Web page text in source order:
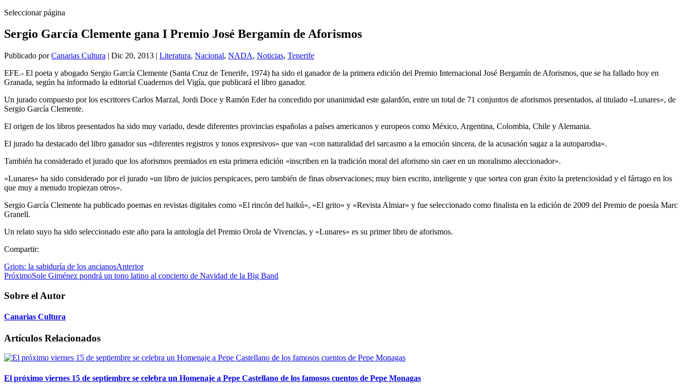
Seleccionar página
Sergio García Clemente gana I Premio José Bergamín de Aforismos
Publicado porCanarias Cultura | Dic 20, 2013 | Literatura, Nacional, NADA, Noticias, Tenerife
EFE.- El poeta y abogado Sergio García Clemente (Santa Cruz de Tenerife, 1974) ha sido el ganador de la primera edición del Premio Internacional José Bergamín de Aforismos, que se ha fallado hoy en
Granada, según ha informado la editorial Cuadernos del Vigía, que publicará el libro ganador.
Un jurado compuesto por los escritores Carlos Marzal, Jordi Doce y Ramón Eder ha concedido por unanimidad este galardón, entre un total de 71 conjuntos de aforismos presentados, al titulado «Lunares», de
Sergio García Clemente.
El origen de los libros presentados ha sido muy variado, desde diferentes provincias españolas a países americanos y europeos como México, Argentina, Colombia, Chile y Alemania.
El jurado ha destacado del libro ganador sus «diferentes registros y tonos expresivos» que van «con naturalidad del sarcasmo a la emoción sincera, de la acusación sagaz a la autoparodia».
También ha considerado el jurado que los aforismos premiados en esta primera edición «inscriben en la tradición moral del aforismo sin caer en un moralismo aleccionador».
«Lunares» ha sido considerado por el jurado «un libro de juicios perspicaces, pero también de finas observaciones; muy bien escrito, inteligente y que sortea con gran éxito la pretenciosidad y el fárrago en los
que muy a menudo tropiezan otros».
Sergio García Clemente ha publicado poemas en revistas digitales como «El rincón del haikú», «El grito» y «Revista Almiar» y fue seleccionado como finalista en la edición de 2009 del Premio de poesía Marc
Granell.
Un relato suyo ha sido seleccionado este año para la antología del Premio Orola de Vivencias, y «Lunares» es su primer libro de aforismos.
Compartir:
Griots: la sabiduría de los ancianosAnterior
PróximoSole Giménez pondrá un tono latino al concierto de Navidad de la Big Band
Sobre el Autor
Canarias Cultura
Artículos Relacionados
El próximo viernes 15 de septiembre se celebra un Homenaje a Pepe Castellano de los famosos cuentos de Pepe Monagas